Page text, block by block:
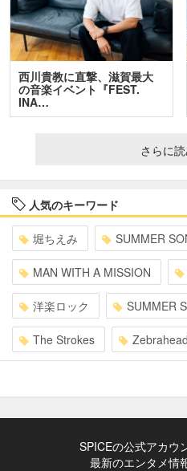
西川貴教に直撃、滋賀最大
の音楽イベント『FEST.
INA…
さらに
人気のキーワード
堀ちえみ SUMMER
MAN WITH A MISSION
洋楽ロック SUMMER
The Strokes Zebrahead
SPICEの公式アカウ
最新のエンタメ情